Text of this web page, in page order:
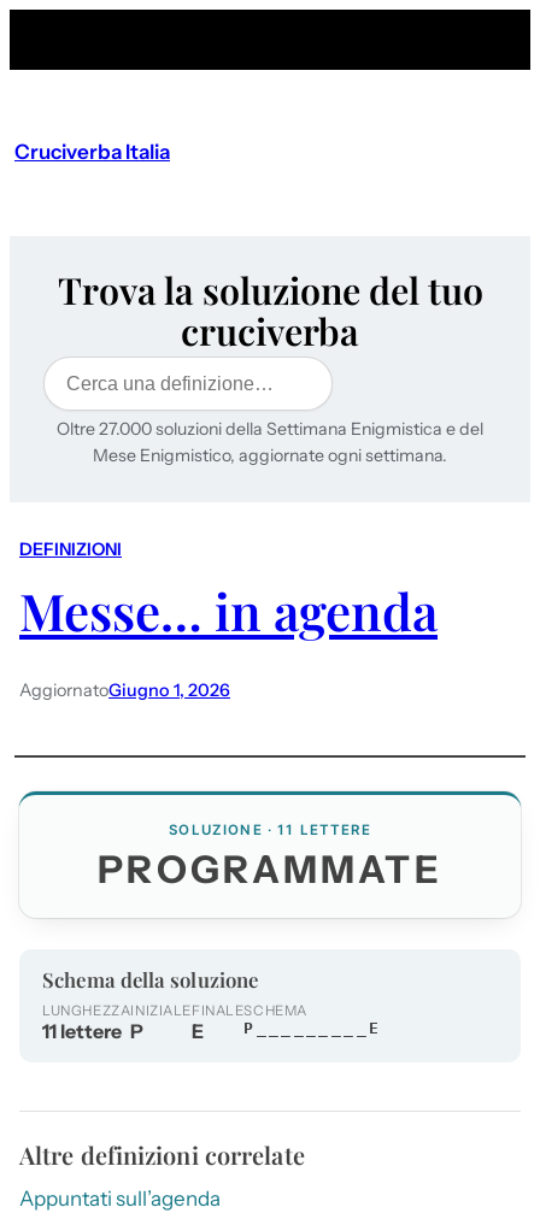
Cruciverba Italia
Trova la soluzione del tuo
cruciverba
Cerca
Oltre 27.000 soluzioni della Settimana Enigmistica e del
Mese Enigmistico, aggiornate ogni settimana.
DEFINIZIONI
Messe… in agenda
AggiornatoGiugno 1, 2026
SOLUZIONE · 11 LETTERE
PROGRAMMATE
Schema della soluzione
LUNGHEZZA
11 lettere
INIZIALE
P
FINALE
E
SCHEMA
P_________E
Altre definizioni correlate
Appuntati sull’agenda